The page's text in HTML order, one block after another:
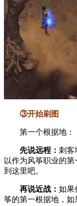
③开始刷图
第一个根据地：
先说远程： 刺客
以作为风筝职业的
到这里吧。
再说近战： 如果
筝的第一根据地，如